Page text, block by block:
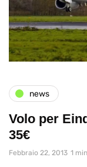
news
Volo per
35€
Febbraio 22, 2013 1